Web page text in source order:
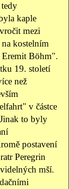
kaple
mezi
kostelním
Böhm".
19. století
než
v částce
to byly
postavení
Peregrin
mší.